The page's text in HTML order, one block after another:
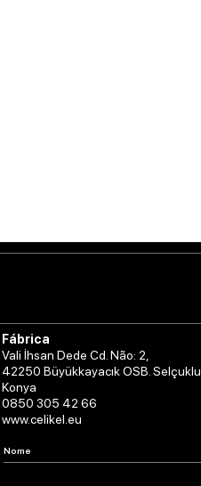
Fábrica
Vali İhsan Dede Cd. Não: 2,
42250 Büyükkayacık OSB. Selçuklu,
Konya
0850 305 42 66
www.celikel.eu